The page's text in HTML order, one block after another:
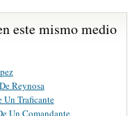
este mismo medio
Reynosa
Un Traficante
Un Comandante